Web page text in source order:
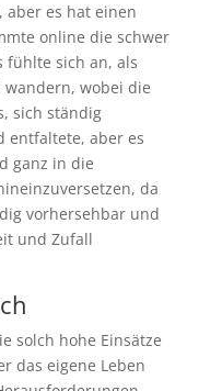
aber es hat einen
online die schwer
fühlte sich an, als
wobei die
sich ständig
entfaltete, aber es
ganz in die
da
vorhersehbar und
und Zufall
solch hohe Einsätze
das eigene Leben